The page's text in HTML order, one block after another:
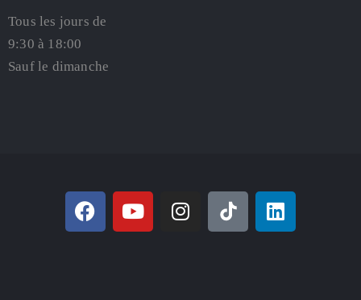
Tous les jours de
9:30 à 18:00
Sauf le dimanche